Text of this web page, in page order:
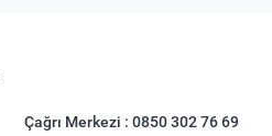
Çağrı Merkezi : 0850 302 76 69